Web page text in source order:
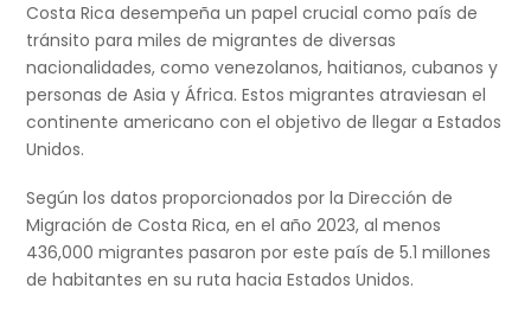
Costa Rica desempeña un papel crucial como país de
tránsito para miles de migrantes de diversas
nacionalidades, como venezolanos, haitianos, cubanos y
personas de Asia y África. Estos migrantes atraviesan el
continente americano con el objetivo de llegar a Estados
Unidos.
Según los datos proporcionados por la Dirección de
Migración de Costa Rica, en el año 2023, al menos
436,000 migrantes pasaron por este país de 5.1 millones
de habitantes en su ruta hacia Estados Unidos.